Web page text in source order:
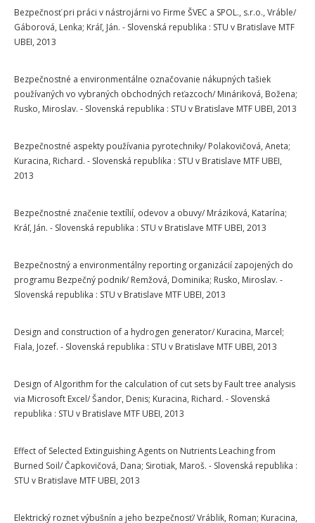
Bezpečnosť pri práci v nástrojárni vo Firme ŠVEC a SPOL., s.r.o., Vráble/
Gáborová, Lenka; Kráľ, Ján. - Slovenská republika : STU v Bratislave MTF
UBEI, 2013
Bezpečnostné a environmentálne označovanie nákupných tašiek
používaných vo vybraných obchodných reťazcoch/ Mináriková, Božena;
Rusko, Miroslav. - Slovenská republika : STU v Bratislave MTF UBEI, 2013
Bezpečnostné aspekty používania pyrotechniky/ Polakovičová, Aneta;
Kuracina, Richard. - Slovenská republika : STU v Bratislave MTF UBEI,
2013
Bezpečnostné značenie textílií, odevov a obuvy/ Mráziková, Katarína;
Kráľ, Ján. - Slovenská republika : STU v Bratislave MTF UBEI, 2013
Bezpečnostný a environmentálny reporting organizácií zapojených do
programu Bezpečný podnik/ Remžová, Dominika; Rusko, Miroslav. -
Slovenská republika : STU v Bratislave MTF UBEI, 2013
Design and construction of a hydrogen generator/ Kuracina, Marcel;
Fiala, Jozef. - Slovenská republika : STU v Bratislave MTF UBEI, 2013
Design of Algorithm for the calculation of cut sets by Fault tree analysis
via Microsoft Excel/ Šandor, Denis; Kuracina, Richard. - Slovenská
republika : STU v Bratislave MTF UBEI, 2013
Effect of Selected Extinguishing Agents on Nutrients Leaching from
Burned Soil/ Čapkovičová, Dana; Sirotiak, Maroš. - Slovenská republika :
STU v Bratislave MTF UBEI, 2013
Elektrický roznet výbušnín a jeho bezpečnosť/ Vráblik, Roman; Kuracina,